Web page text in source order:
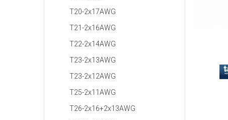
T20-2x17AWG
T21-2x16AWG
T22-2x14AWG
T23-2x13AWG
T23-2x12AWG
T25-2x11AWG
T26-2x16+2x13AWG